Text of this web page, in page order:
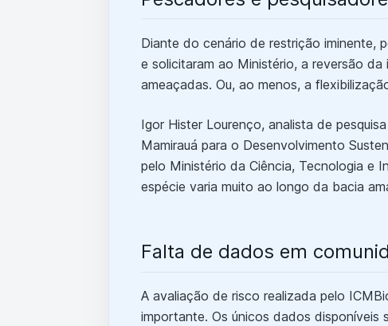
Diante do cenário de restrição iminente,
e solicitaram ao Ministério, a reversão
ameaçadas. Ou, ao menos, a
Igor Hister Lourenço, analista de
Mamirauá para o Desenvolvimento
pelo Ministério da Ciência, Tecnologia e
espécie varia muito ao longo da bacia
Falta de dados em
A avaliação de risco realizada pelo
importante. Os únicos dados disponíveis